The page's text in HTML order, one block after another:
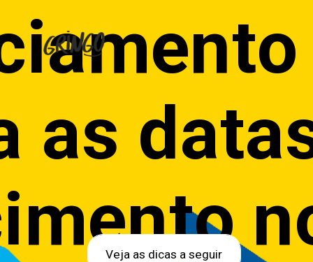
as
Veja as dicas a seguir